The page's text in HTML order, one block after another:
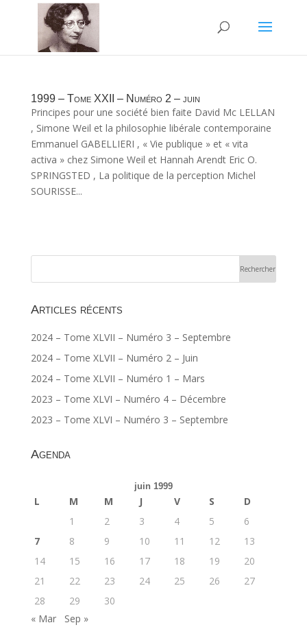
1999 – Tome XXII – Numéro 2 – juin
Principes pour une société bien faite David Mc LELLAN
, Simone Weil et la philosophie libérale contemporaine
Emmanuel GABELLIERI , « Vie publique » et « vita
activa » chez Simone Weil et Hannah Arendt Eric O.
SPRINGSTED , La politique de la perception Michel
SOURISSE...
Articles récents
2024 – Tome XLVII – Numéro 3 – Septembre
2024 – Tome XLVII – Numéro 2 – Juin
2024 – Tome XLVII – Numéro 1 – Mars
2023 – Tome XLVI – Numéro 4 – Décembre
2023 – Tome XLVI – Numéro 3 – Septembre
Agenda
juin 1999
L M M J V S
D
1
2 3 4 5
6
7
8 9 10 11 12
13
14
15 16 17 18 19
20
21
22 23 24 25 26
27
28
29
30
« Mar
Sep »